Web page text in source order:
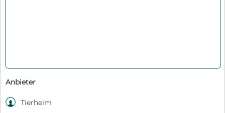
Anbieter
 Tierheim